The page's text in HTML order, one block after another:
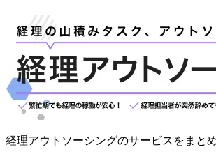
経理アウトソーシングのサービスをまと